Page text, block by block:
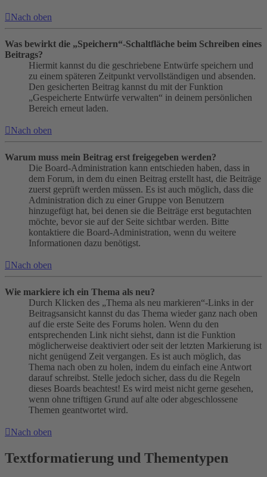
Nach oben
Was bewirkt die „Speichern“-Schaltfläche beim Schreiben eines
Beitrags?
Hiermit kannst du die geschriebene Entwürfe speichern und
zu einem späteren Zeitpunkt vervollständigen und absenden.
Den gesicherten Beitrag kannst du mit der Funktion
„Gespeicherte Entwürfe verwalten“ in deinem persönlichen
Bereich erneut laden.
Nach oben
Warum muss mein Beitrag erst freigegeben werden?
Die Board-Administration kann entschieden haben, dass in
dem Forum, in dem du einen Beitrag erstellt hast, die Beiträge
zuerst geprüft werden müssen. Es ist auch möglich, dass die
Administration dich zu einer Gruppe von Benutzern
hinzugefügt hat, bei denen sie die Beiträge erst begutachten
möchte, bevor sie auf der Seite sichtbar werden. Bitte
kontaktiere die Board-Administration, wenn du weitere
Informationen dazu benötigst.
Nach oben
Wie markiere ich ein Thema als neu?
Durch Klicken des „Thema als neu markieren“-Links in der
Beitragsansicht kannst du das Thema wieder ganz nach oben
auf die erste Seite des Forums holen. Wenn du den
entsprechenden Link nicht siehst, dann ist die Funktion
möglicherweise deaktiviert oder seit der letzten Markierung ist
nicht genügend Zeit vergangen. Es ist auch möglich, das
Thema nach oben zu holen, indem du einfach eine Antwort
darauf schreibst. Stelle jedoch sicher, dass du die Regeln
dieses Boards beachtest! Es wird meist nicht gerne gesehen,
wenn ohne triftigen Grund auf alte oder abgeschlossene
Themen geantwortet wird.
Nach oben
Textformatierung und Thementypen